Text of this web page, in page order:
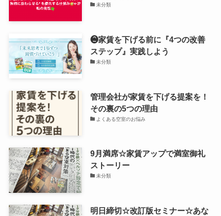
未分類
❷家賃を下げる前に『4つの改善
ステップ』実践しよう
未分類
管理会社が家賃を下げる提案を！
その裏の5つの理由
よくある空室のお悩み
9月満席☆家賃アップで満室御礼
ストーリー
未分類
明日締切☆改訂版セミナー☆あな